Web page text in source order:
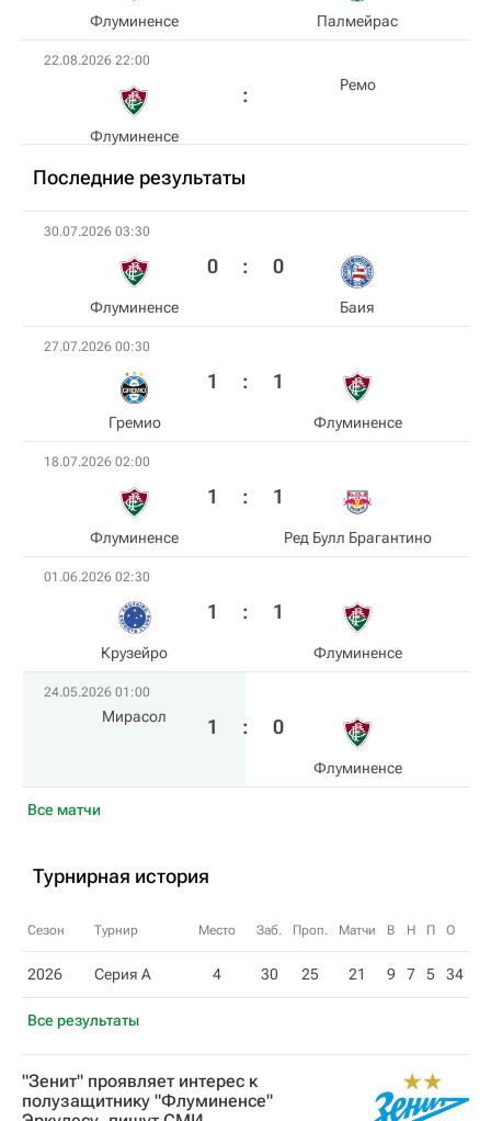
Флуминенсе Палмейрас
22.08.2026 22:00
Флуминенсе
Ремо
Последние результаты
Все матчи
30.07.2026 03:30
Флуминенсе
0 : 0
Баия
27.07.2026 00:30
Гремио
1 : 1
Флуминенсе
18.07.2026 02:00
Флуминенсе
1 : 1
Ред Булл Брагантино
01.06.2026 02:30
Крузейро
1 : 1
Флуминенсе
24.05.2026 01:00
Мирасол 1 : 0
Флуминенсе
Турнирная история
Сезон Турнир Место Заб. Проп. Матчи В Н П О
2026 Серия А 4 30 25 21 9 7 5 34
Все результаты
"Зенит" проявляет интерес к
полузащитнику "Флуминенсе"